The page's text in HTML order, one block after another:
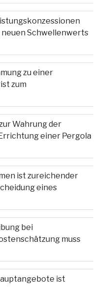
Schwellenwerts
zu einer
zum
Wahrung der
einer Pergola
ist zureichender
eines
bei
muss
ist